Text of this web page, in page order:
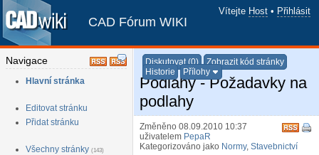
Vítejte Host • Přihlásit
CAD Fórum WIKI
Navigace
Hlavní stránka
Editovat stránku
Přidat stránku
Všechny stránky (143)
Diskutovat (0)
Zobrazit kód stránky
Historie
Přílohy
Podlahy - Požadavky na
podlahy
Změněno 08.09.2010 10:37
uživatelem PepaR
Kategorizováno jako Normy, Stavebnictví